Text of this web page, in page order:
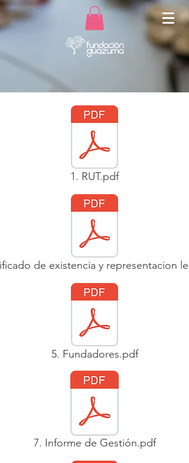
1. RUT.pdf
de existencia y representacion
5. Fundadores.pdf
7. Informe de Gestión.pdf